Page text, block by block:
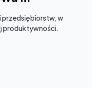
przedsiębiorstw, w
produktywności.